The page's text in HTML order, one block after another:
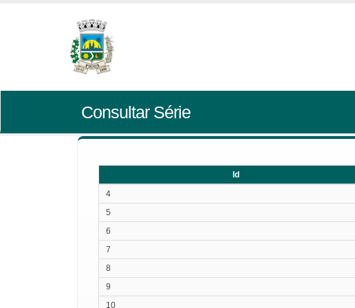
Consultar Série
Id
4
5
6
7
8
9
10